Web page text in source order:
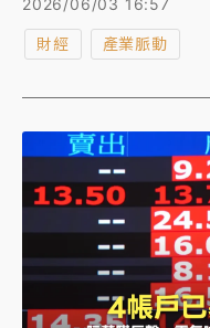
交替高峰，且新品單
Cupola360產品線聚
升BMC晶片附加價值
面對市場競爭維持高
應AI浪潮加速伺服器
2026/06/03 16:57
財經 產業脈動